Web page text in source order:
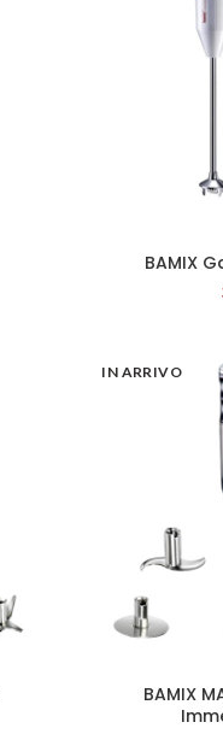
BAMIX
IN ARRIVO
BAMIX